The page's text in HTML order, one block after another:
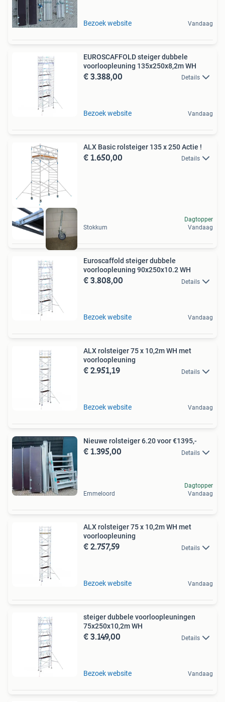
Bezoek website Vandaag
EUROSCAFFOLD steiger dubbele
voorloopleuning 135x250x8,2m WH
€ 3.388,00 Details
Bezoek website Vandaag
ALX Basic rolsteiger 135 x 250 Actie !
€ 1.650,00 Details
Stokkum
Dagtopper
Vandaag
Euroscaffold steiger dubbele
voorloopleuning 90x250x10.2 WH
€ 3.808,00 Details
Bezoek website Vandaag
ALX rolsteiger 75 x 10,2m WH met
voorloopleuning
€ 2.951,19 Details
Bezoek website Vandaag
Nieuwe rolsteiger 6.20 voor €1395,-
€ 1.395,00 Details
Emmeloord
Dagtopper
Vandaag
ALX rolsteiger 75 x 10,2m WH met
voorloopleuning
€ 2.757,59 Details
Bezoek website Vandaag
steiger dubbele voorloopleuningen
75x250x10,2m WH
€ 3.149,00 Details
Bezoek website Vandaag